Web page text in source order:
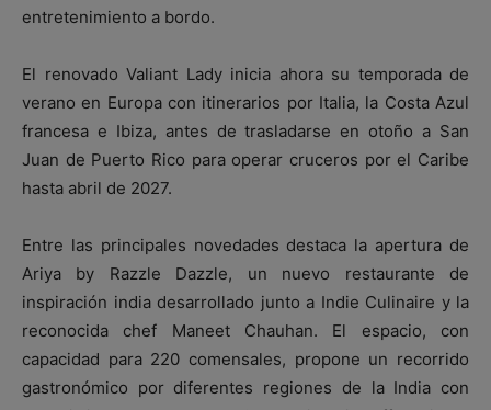
entretenimiento a bordo.
El renovado Valiant Lady inicia ahora su temporada de
verano en Europa con itinerarios por Italia, la Costa Azul
francesa e Ibiza, antes de trasladarse en otoño a San
Juan de Puerto Rico para operar cruceros por el Caribe
hasta abril de 2027.
Entre las principales novedades destaca la apertura de
Ariya by Razzle Dazzle, un nuevo restaurante de
inspiración india desarrollado junto a Indie Culinaire y la
reconocida chef Maneet Chauhan. El espacio, con
capacidad para 220 comensales, propone un recorrido
gastronómico por diferentes regiones de la India con